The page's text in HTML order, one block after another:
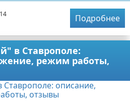
Подробнее
в Ставрополе:
режим работы,